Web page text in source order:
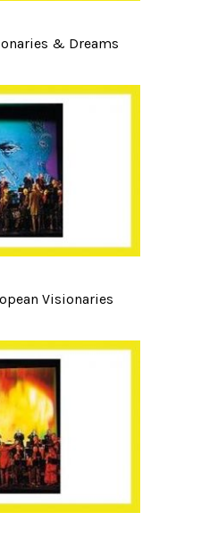
& Dreams
Visionaries